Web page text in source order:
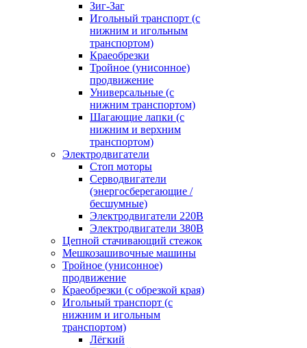
Зиг-Заг
Игольный транспорт (с
нижним и игольным
транспортом)
Краеобрезки
Тройное (унисонное)
продвижение
Универсальные (с
нижним транспортом)
Шагающие лапки (с
нижним и верхним
транспортом)
Электродвигатели
Стоп моторы
Серводвигатели
(энергосберегающие /
бесшумные)
Электродвигатели 220В
Электродвигатели 380В
Цепной стачивающий стежок
Мешкозашивочные машины
Тройное (унисонное)
продвижение
Краеобрезки (с обрезкой края)
Игольный транспорт (с
нижним и игольным
транспортом)
Лёгкий